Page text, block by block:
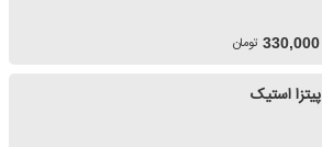
330,000 تومان
پیتزا استیک